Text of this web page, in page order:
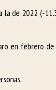
de 2022 (-
en febrero